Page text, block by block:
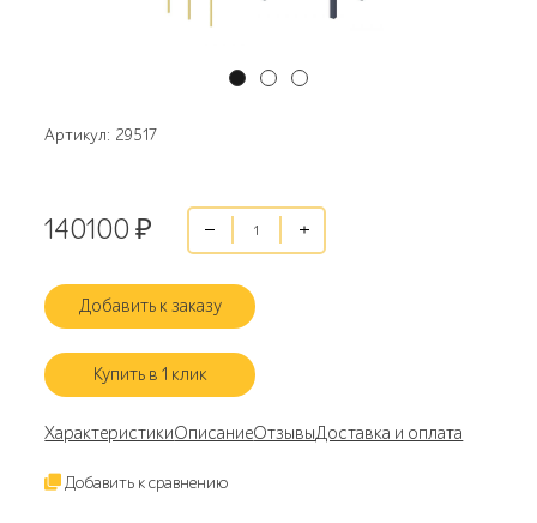
Артикул: 29517
140100 ₽
Добавить к заказу
Купить в 1 клик
ХарактеристикиОписаниеОтзывыДоставка и оплата
Добавить к сравнению